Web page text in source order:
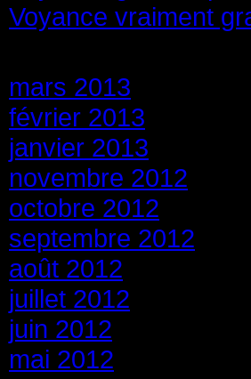
Voyance vraiment
mars 2013
février 2013
janvier 2013
novembre 2012
octobre 2012
septembre 2012
août 2012
juillet 2012
juin 2012
mai 2012